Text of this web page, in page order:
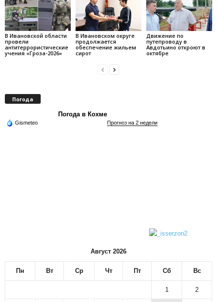
В Ивановской области
провели
антитеррористические
учения «Гроза-2026»
В Ивановском округе
продолжается
обеспечение жильем
сирот
Движение по
путепроводу в
Авдотьино откроют в
октябре
Погода
Погода в Кохме
Gismeteo Прогноз на 2 недели
Август 2026
Пн Вт Ср Чт Пт Сб Вс
1 2